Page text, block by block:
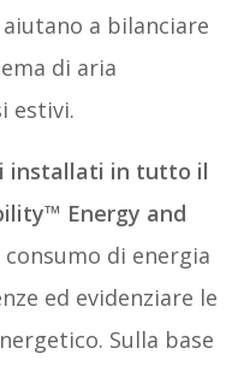
a bilanciare
di aria
estivi.
installati in tutto il
Energy and
di energia
ed evidenziare le
Sulla base